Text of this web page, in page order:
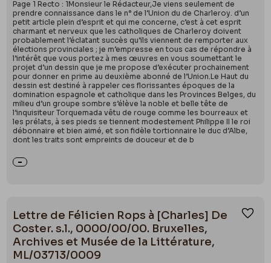
Page 1 Recto : 1Monsieur le Rédacteur,Je viens seulement de
prendre connaissance dans le n° de l’Union du de Charleroy. d’un
petit article plein d’esprit et qui me concerne, c’est à cet esprit
charmant et nerveux que les catholiques de Charleroy doivent
probablement l’éclatant succès qu’ils viennent de remporter aux
élections provinciales ; je m’empresse en tous cas de répondre à
l’intérêt que vous portez à mes œuvres en vous soumettant le
projet d’un dessin que je me propose d’exécuter prochainement
pour donner en prime au deuxième abonné de l’Union.Le Haut du
dessin est destiné à rappeler ces florissantes époques de la
domination espagnole et catholique dans les Provinces Belges, du
milieu d’un groupe sombre s’élève la noble et belle tête de
l’inquisiteur Torquemada vêtu de rouge comme les bourreaux et
les prélats, à ses pieds se tiennent modestement Philippe II le roi
débonnaire et bien aimé, et son fidèle tortionnaire le duc d’Albe,
dont les traits sont empreints de douceur et de b
Lettre de Félicien Rops à [Charles] De
Coster. s.l., 0000/00/00. Bruxelles,
Archives et Musée de la Littérature,
ML/03713/0009